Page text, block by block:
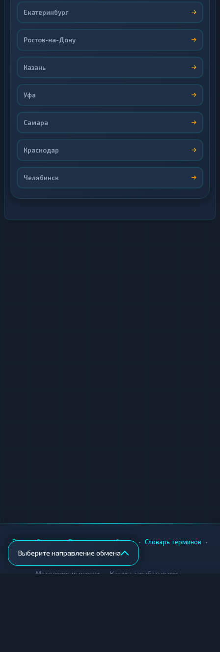
Екатеринбург
Ростов-на-Дону
Казань
Уфа
Самара
Краснодар
Челябинск
Выберите направление обмена
Вики • Города • Безопасность обмена • Словарь терминов •
AML-проверка
Методология оценки Как мы зарабатываем